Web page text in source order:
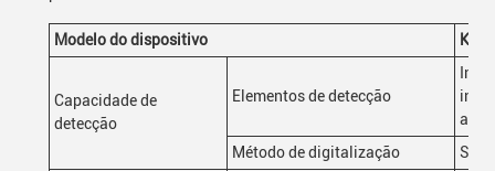
Modelo do dispositivo
Capacidade de
detecção
Elementos de detecção
Método de digitalização